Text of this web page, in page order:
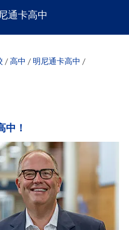
通卡高中
/高中 / 明尼通卡高中 /
！